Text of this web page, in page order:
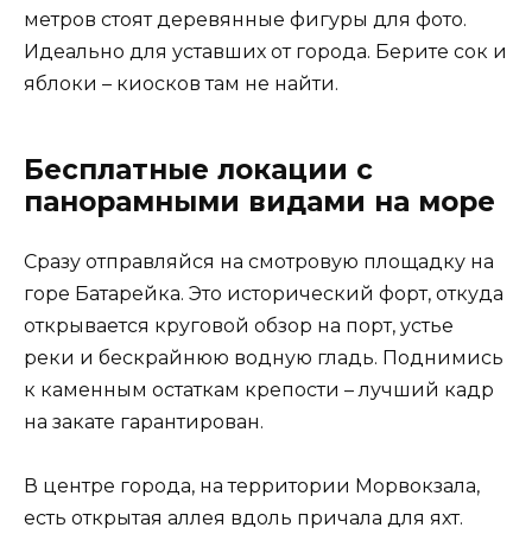
метров стоят деревянные фигуры для фото.
Идеально для уставших от города. Берите сок и
яблоки – киосков там не найти.
Бесплатные локации с
панорамными видами на море
Сразу отправляйся на смотровую площадку на
горе Батарейка. Это исторический форт, откуда
открывается круговой обзор на порт, устье
реки и бескрайнюю водную гладь. Поднимись
к каменным остаткам крепости – лучший кадр
на закате гарантирован.
В центре города, на территории Морвокзала,
есть открытая аллея вдоль причала для яхт.